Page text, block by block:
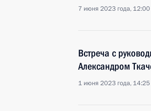
7 июня 2023 года, 12:00
Встреча с
Александром
1 июня 2023 года, 14:25